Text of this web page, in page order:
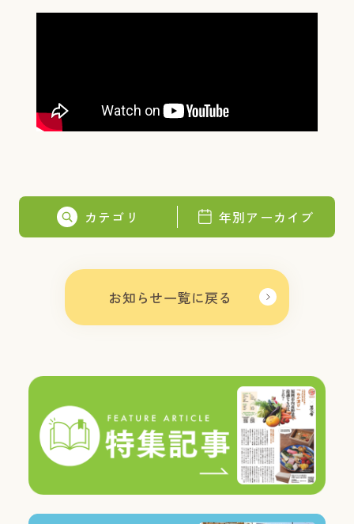
お知らせ一覧に戻る
カテゴリ 年別アーカイブ